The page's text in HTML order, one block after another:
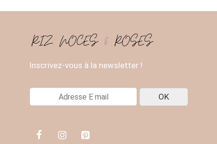
Inscrivez-vous à la newsletter !
E
OK